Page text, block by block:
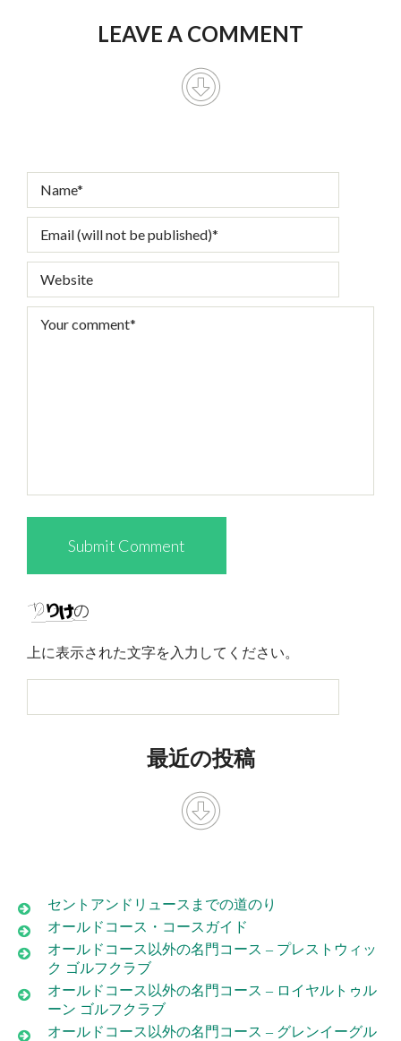
LEAVE A COMMENT
上に表示された文字を入力してください。
最近の投稿
セントアンドリュースまでの道のり
オールドコース・コースガイド
オールドコース以外の名門コース – プレストウィッ
ク ゴルフクラブ
オールドコース以外の名門コース – ロイヤルトゥル
ーン ゴルフクラブ
オールドコース以外の名門コース – グレンイーグル